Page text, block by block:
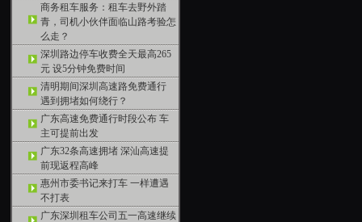
商务租车服务：租车去野外踏
青，司机小伙伴面临山路考验怎
么走？
深圳路边停车收费全天最高265
元 设5分钟免费时间
清明期间深圳高速路免费通行
遇到拥堵如何绕行？
广东高速免费通行时段公布 车
主可提前出发
广东32条高速拥堵 深汕高速提
前现返程高峰
惠州市委书记来打车 一样遭遇
不打表
广东深圳租车公司五一高速继续